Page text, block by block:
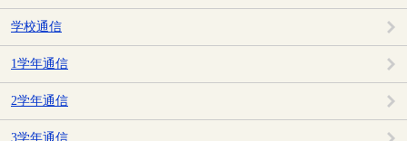
学校通信
1学年通信
2学年通信
3学年通信